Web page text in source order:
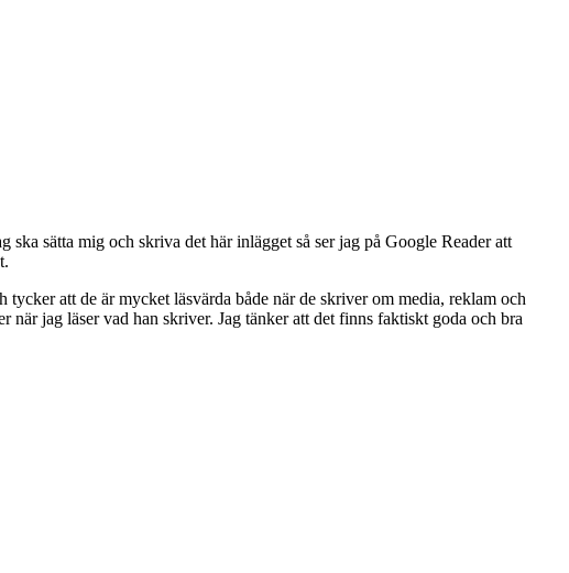
sätta mig och skriva det här inlägget så ser jag på Google Reader att
tycker att de är mycket läsvärda både när de skriver om media, reklam och
jag läser vad han skriver. Jag tänker att det finns faktiskt goda och bra